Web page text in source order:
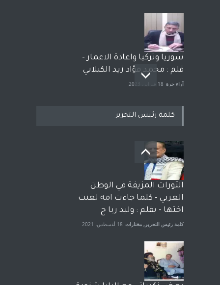
سوريا وتركيا واعادة الاعمار -
قلم : محمد فؤاد زيد الكيلاني
آراء حرة 18 فبراير، 2023
بعد معارك قضائية طاحنة كتب
وترافع فيها بنفسه مرة اخرى..
الشيخ طارق يوسف يقهر
الحكومة الأمريكية ، فأعطوه
الجنسية عن يد وهم صاغرون،
آراء حرة مختارات 7 أبريل، 2023
كلمة رئيس التحرير
الثورات المزيفة في الوطن
العربي - كلما جاءت امة لعنت
اختها - بقلم : وليد ربا ح
كلمة رئيس التحرير , مختارات 18 أغسطس، 2021